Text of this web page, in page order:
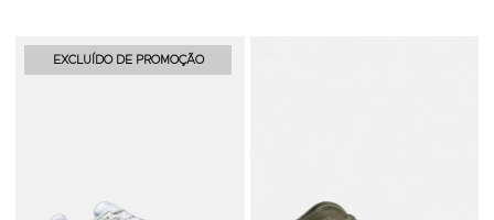
EXCLUÍDO DE PROMOÇÃO